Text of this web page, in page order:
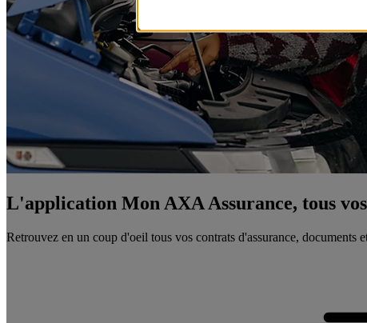
L'application Mon AXA Assurance, tous
Retrouvez en un coup d'oeil tous vos contrats d'assurance,